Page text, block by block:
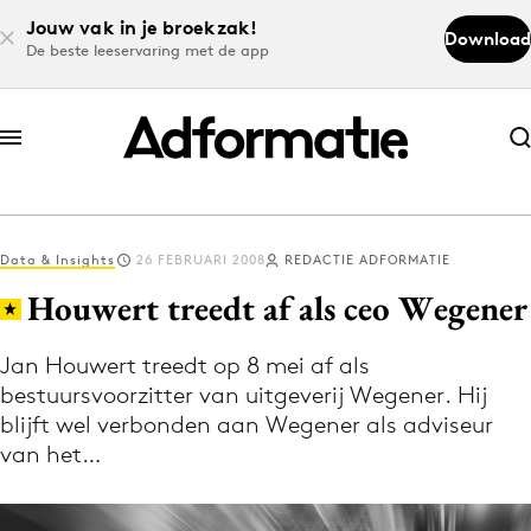
Jouw vak in je broekzak!
De beste leeservaring met de app
Download
Abonneer nu
Abonneer nu
Log in
Download de app
Volg het laatste nieuws via de Adformatie
Nieuws app
Data & Insights 26 FEBRUARI 2008 REDACTIE ADFORMATIE
Houwert treedt af als ceo Wegener
Jan Houwert treedt op 8 mei af als
bestuursvoorzitter van uitgeverij Wegener. Hij
blijft wel verbonden aan Wegener als adviseur
van het…